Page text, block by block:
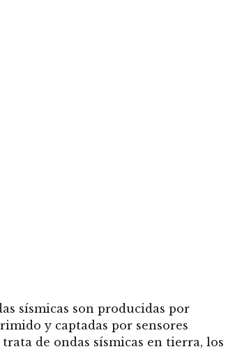
sísmicas son producidas por
y captadas por sensores
de ondas sísmicas en tierra, los